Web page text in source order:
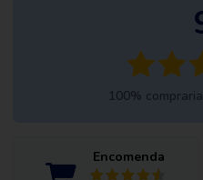
Encomenda
100%